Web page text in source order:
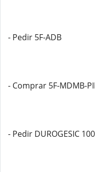
- Pedir 5F-ADB
- Comprar 5F-MDMB-
- Pedir DUROGESIC